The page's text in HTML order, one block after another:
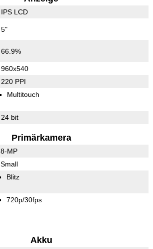
IPS LCD
5"
66.9%
960x540
220 PPI
Multitouch
24 bit
Primärkamera
8-MP
Small
Blitz
720p/30fps
Akku